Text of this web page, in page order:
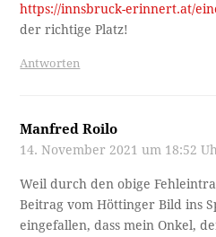
https://innsbruck-erinnert.at/
der richtige Platz!
Antworten
Manfred Roilo
14. November 2021 um 18:52
Weil durch den obige
Beitrag vom Höttinger Bild ins
eingefallen, dass mein Onkel,